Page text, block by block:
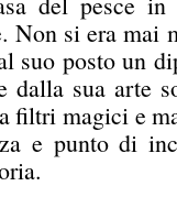
Non si era mai
suo posto un
sua arte
filtri magici e
e punto di